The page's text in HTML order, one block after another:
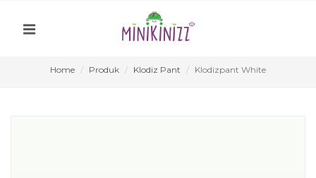
Home Produk Klodiz Pant Klodizpant White